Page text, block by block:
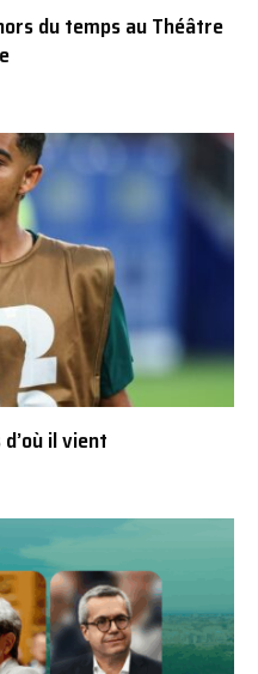
du temps au Théâtre
il vient